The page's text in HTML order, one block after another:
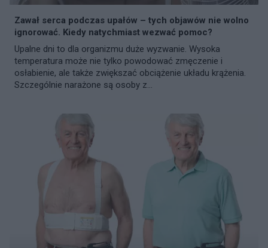
Zawał serca podczas upałów – tych objawów nie wolno
ignorować. Kiedy natychmiast wezwać pomoc?
Upalne dni to dla organizmu duże wyzwanie. Wysoka
temperatura może nie tylko powodować zmęczenie i
osłabienie, ale także zwiększać obciążenie układu krążenia.
Szczególnie narażone są osoby z...